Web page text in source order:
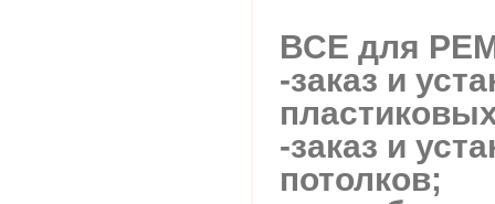
ВСЕ для
-заказ и
-заказ и
потолков;